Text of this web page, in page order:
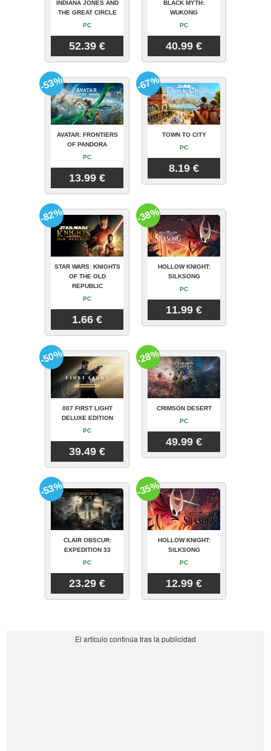
INDIANA JONES AND
THE GREAT CIRCLE
PC
52.39 €
BLACK MYTH:
WUKONG
PC
40.99 €
AVATAR: FRONTIERS
OF PANDORA
PC
13.99 €
-53%
TOWN TO CITY
PC
8.19 €
-67%
STAR WARS: KNIGHTS
OF THE OLD
REPUBLIC
PC
1.66 €
-82%
HOLLOW KNIGHT:
SILKSONG
PC
11.99 €
-38%
007 FIRST LIGHT
DELUXE EDITION
PC
39.49 €
-50%
CRIMSON DESERT
PC
49.99 €
-28%
CLAIR OBSCUR:
EXPEDITION 33
PC
23.29 €
-53%
HOLLOW KNIGHT:
SILKSONG
PC
12.99 €
-35%